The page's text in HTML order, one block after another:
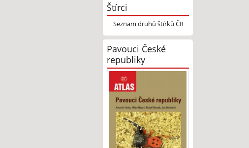
Štírci
Seznam druhů štírků ČR
Pavouci České
republiky